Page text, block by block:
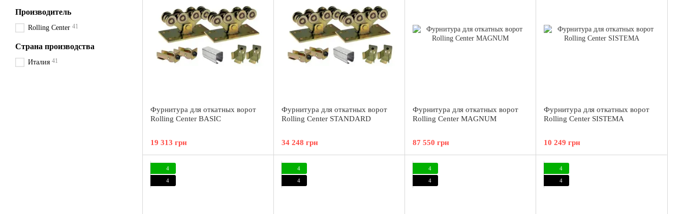
Фурнитура для откатных ворот
Rolling Center BASIC
19 313 грн
Фурнитура для откатных ворот
Rolling Center STANDARD
34 248 грн
Фурнитура для откатных ворот
Rolling Center MAGNUM
87 550 грн
Фурнитура для откатных ворот
Rolling Center SISTEMA
10 249 грн
4
4
4
4
4
4
4
4
Производитель
Rolling Center 41
Страна производства
Италия 41